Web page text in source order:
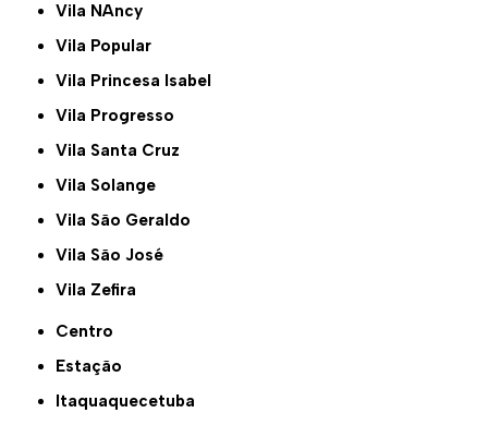
Vila NAncy
Vila Popular
Vila Princesa Isabel
Vila Progresso
Vila Santa Cruz
Vila Solange
Vila São Geraldo
Vila São José
Vila Zefira
Centro
Estação
Itaquaquecetuba